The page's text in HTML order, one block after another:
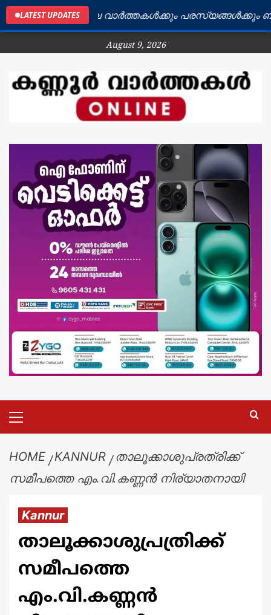
LATEST UPDATES
ജില്ലയിലെ വാർത്തകൾക്കും പരസ്യങ്ങൾക്കും
August 9, 2026
HOME KANNUR
താലൂക്കാശുപ്രത്രിക്ക്
സമീപത്തെ എം.വി.കണ്ണൻ നിര്യാതനായി
Kannur
താലൂക്കാശുപ്രത്രിക്ക്
സമീപത്തെ
എം.വി.കണ്ണൻ